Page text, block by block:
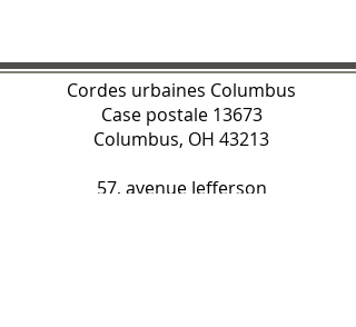
Cordes urbaines Columbus
Case postale 13673
Columbus, OH 43213
57, avenue Jefferson